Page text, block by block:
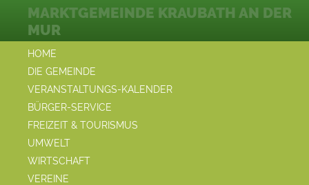
HOME
DIE GEMEINDE
VERANSTALTUNGS-KALENDER
BÜRGER-SERVICE
FREIZEIT & TOURISMUS
UMWELT
WIRTSCHAFT
VEREINE
MARKTGEMEINDE KRAUBATH AN DER
MUR